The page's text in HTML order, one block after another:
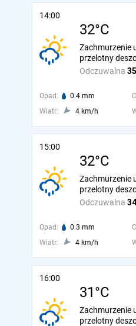
14:00
32°C
Odczuwalna
Zachmurzenie
przelotny
Opad: 0.4 mm
Wiatr:
4 km/h
15:00
32°C
Odczuwalna
Zachmurzenie
przelotny
Opad: 0.3 mm
Wiatr:
4 km/h
16:00
31°C
Zachmurzenie
przelotny